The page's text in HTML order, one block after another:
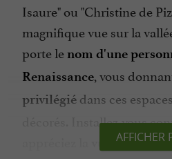
Isaure" ou "Christine de
magnifique vue sur la
porte le nom d'une
Renaissance , vous
privilégié dans ces
décorés. Installez-vous
vue sur le
AFFICHER